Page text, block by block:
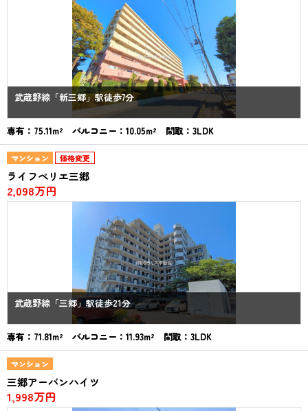
武蔵野線「新三郷」駅徒歩7分
専有：75.11m² バルコニー：10.05m² 間取：3LDK
マンション 価格変更
ライフペリエ三郷
2,098万円
武蔵野線「三郷」駅徒歩21分
専有：71.81m² バルコニー：11.93m² 間取：3LDK
マンション
三郷アーバンハイツ
1,998万円